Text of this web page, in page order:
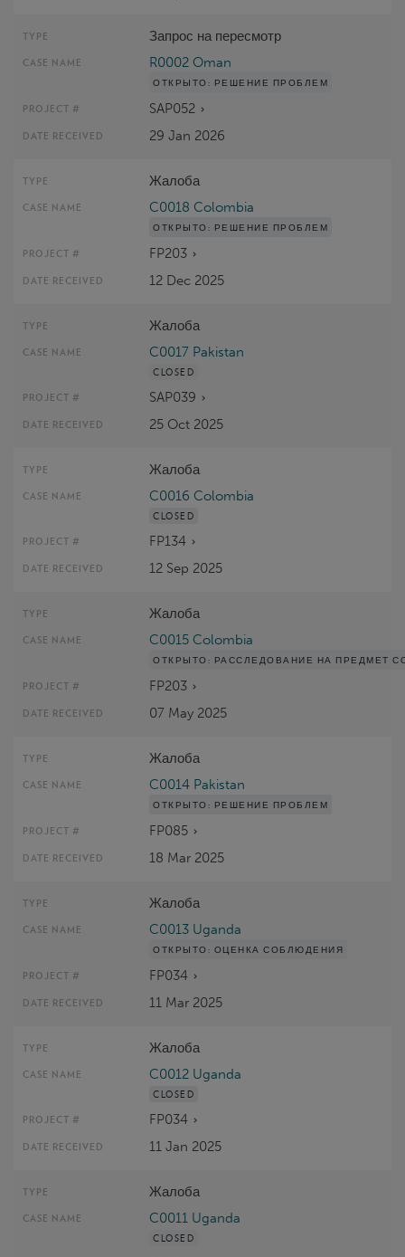
Запрос на пересмотр
R0002 Oman
ОТКРЫТО: РЕШЕНИЕ ПРОБЛЕМ
SAP052
29 Jan 2026
Жалоба
C0018 Colombia
ОТКРЫТО: РЕШЕНИЕ ПРОБЛЕМ
FP203
12 Dec 2025
Жалоба
C0017 Pakistan
CLOSED
SAP039
25 Oct 2025
Жалоба
C0016 Colombia
CLOSED
FP134
12 Sep 2025
Жалоба
C0015 Colombia
ОТКРЫТО: РАССЛЕДОВАНИЕ НА ПРЕДМЕТ
FP203
07 May 2025
Жалоба
C0014 Pakistan
ОТКРЫТО: РЕШЕНИЕ ПРОБЛЕМ
FP085
18 Mar 2025
Жалоба
C0013 Uganda
ОТКРЫТО: ОЦЕНКА СОБЛЮДЕНИЯ
FP034
11 Mar 2025
Жалоба
C0012 Uganda
CLOSED
FP034
11 Jan 2025
Жалоба
C0011 Uganda
CLOSED